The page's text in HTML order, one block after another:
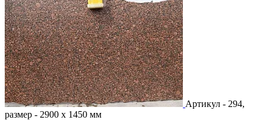
Артикул - 294,
размер - 2900 х 1450 мм